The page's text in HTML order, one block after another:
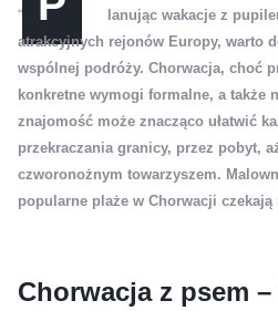
“
lanując wakacje z
atrakcyjnych rejonów Europy, warto
wspólnej podróży. Chorwacja, choć
konkretne wymogi formalne, a także
znajomość może znacząco ułatwić
przekraczania granicy, przez pobyt,
czworonożnym towarzyszem.
popularne plaże w Chorwacji
Chorwacja z psem